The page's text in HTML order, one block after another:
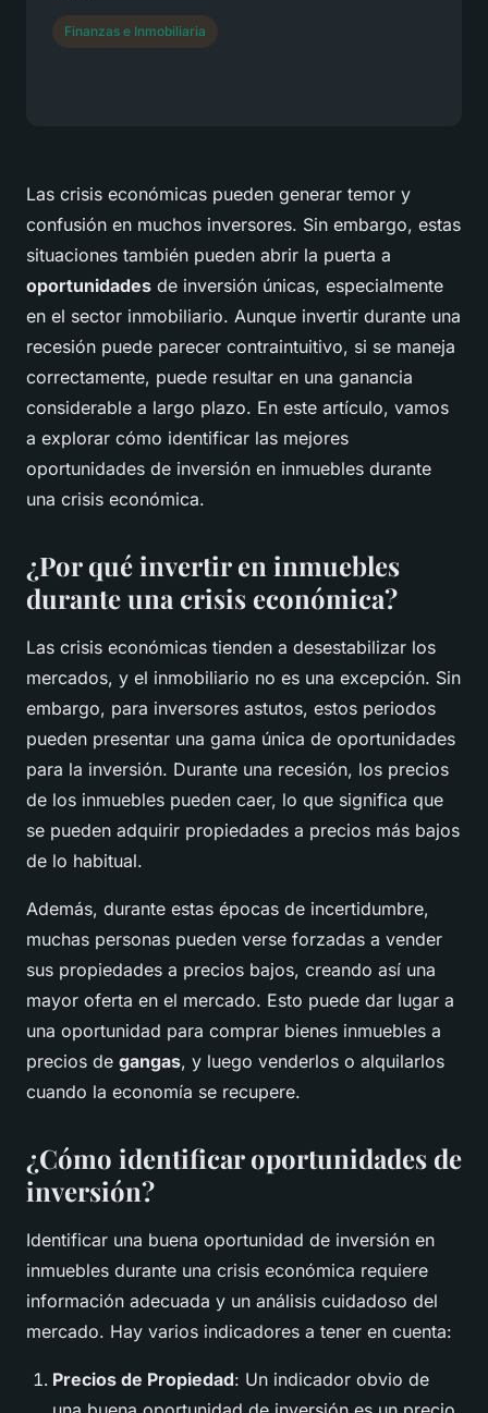
Las crisis económicas pueden generar temor y
confusión en muchos inversores. Sin embargo, estas
situaciones también pueden abrir la puerta a
oportunidades de inversión únicas, especialmente
en el sector inmobiliario. Aunque invertir durante una
recesión puede parecer contraintuitivo, si se maneja
correctamente, puede resultar en una ganancia
considerable a largo plazo. En este artículo, vamos
a explorar cómo identificar las mejores
oportunidades de inversión en inmuebles durante
una crisis económica.
¿Por qué invertir en inmuebles
durante una crisis económica?
Las crisis económicas tienden a desestabilizar los
mercados, y el inmobiliario no es una excepción. Sin
embargo, para inversores astutos, estos periodos
pueden presentar una gama única de oportunidades
para la inversión. Durante una recesión, los precios
de los inmuebles pueden caer, lo que significa que
se pueden adquirir propiedades a precios más bajos
de lo habitual.
Además, durante estas épocas de incertidumbre,
muchas personas pueden verse forzadas a vender
sus propiedades a precios bajos, creando así una
mayor oferta en el mercado. Esto puede dar lugar a
una oportunidad para comprar bienes inmuebles a
precios de gangas, y luego venderlos o alquilarlos
cuando la economía se recupere.
¿Cómo identificar oportunidades de
inversión?
Identificar una buena oportunidad de inversión en
inmuebles durante una crisis económica requiere
información adecuada y un análisis cuidadoso del
mercado. Hay varios indicadores a tener en cuenta:
Precios de Propiedad: Un indicador obvio de
Finanzas e Inmobiliaria